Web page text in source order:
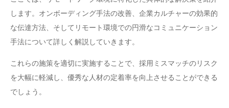
します。オンボーディング手法の改善、企業カルチャーの効果的
な伝達方法、そしてリモート環境での円滑なコミュニケーション
手法について詳しく解説していきます。
これらの施策を適切に実施することで、採用ミスマッチのリスク
を大幅に軽減し、優秀な人材の定着率を向上させることができる
でしょう。